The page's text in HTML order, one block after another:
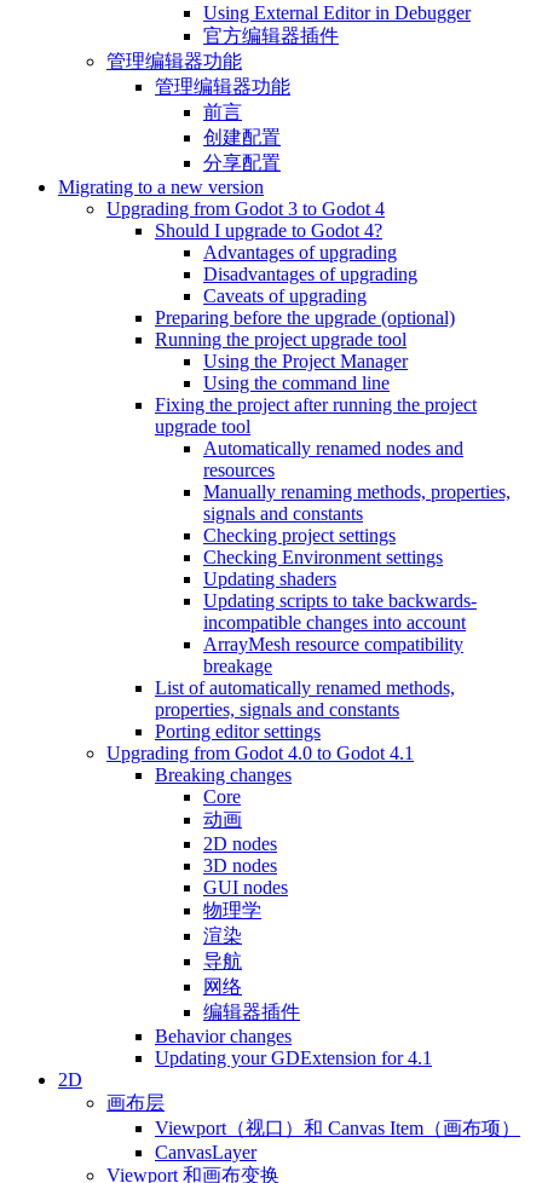
Using External Editor in Debugger
官方编辑器插件
管理编辑器功能
管理编辑器功能
前言
创建配置
分享配置
Migrating to a new version
Upgrading from Godot 3 to Godot 4
Should I upgrade to Godot 4?
Advantages of upgrading
Disadvantages of upgrading
Caveats of upgrading
Preparing before the upgrade (optional)
Running the project upgrade tool
Using the Project Manager
Using the command line
Fixing the project after running the project
upgrade tool
Automatically renamed nodes and
resources
Manually renaming methods, properties,
signals and constants
Checking project settings
Checking Environment settings
Updating shaders
Updating scripts to take backwards-
incompatible changes into account
ArrayMesh resource compatibility
breakage
List of automatically renamed methods,
properties, signals and constants
Porting editor settings
Upgrading from Godot 4.0 to Godot 4.1
Breaking changes
Core
动画
2D nodes
3D nodes
GUI nodes
物理学
渲染
导航
网络
编辑器插件
Behavior changes
Updating your GDExtension for 4.1
2D
画布层
Viewport（视口）和 Canvas Item（画布项）
CanvasLayer
Viewport 和画布变换